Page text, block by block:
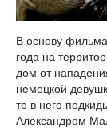
В основу
года на
дом от
немецкой
то в него
Александром